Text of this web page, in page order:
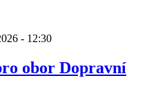
- 12:30
obor Dopravní